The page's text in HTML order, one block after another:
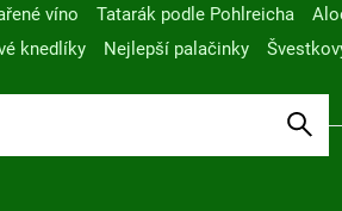
víno Tatarák podle Pohlreicha
knedlíky Nejlepší palačinky